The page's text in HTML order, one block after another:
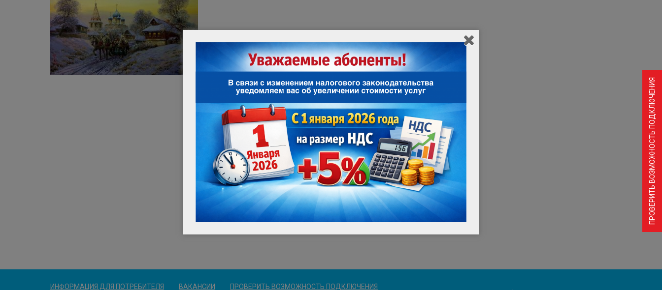
ПРОВЕРИТЬ ВОЗМОЖНОСТЬ ПОДКЛЮЧЕНИЯ
ИНФОРМАЦИЯ ДЛЯ ПОТРЕБИТЕЛЯ ВАКАНСИИ ПРОВЕРИТЬ ВОЗМОЖНОСТЬ ПОДКЛЮЧЕНИЯ